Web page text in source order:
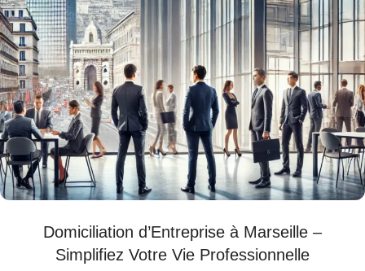
Domiciliation d’Entreprise à Marseille –
Simplifiez Votre Vie Professionnelle